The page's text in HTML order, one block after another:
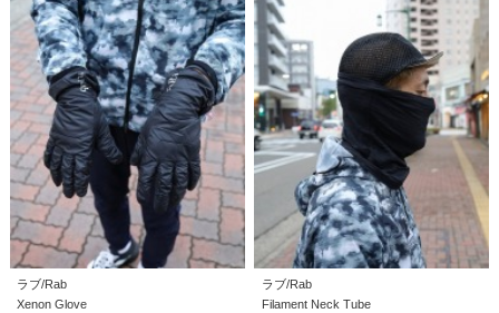
ラブ/Rab
Xenon Glove
ラブ/Rab
Filament Neck Tube